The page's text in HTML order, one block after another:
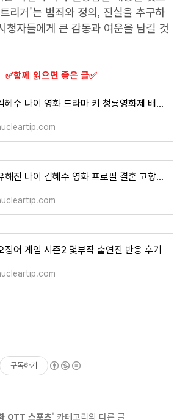
리거'는 범죄와 정의, 진실을 추구하
청자들에게 큰 감동과 여운을 남길 것
​✅함께 읽으면 좋은 글​✅
김혜수 나이 영화 드라마 키 청룡영화제 배우 프로필
유해진 나이 김혜수 영화 프로필 결혼 고향 재산 집 키
징어 게임 시즌2 몇부작 출연진 반응 후기
구독하기
OTT 스포츠' 카테고리의 다른 글